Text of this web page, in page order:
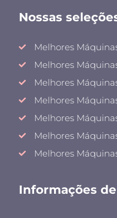
Nossas
Melhores
Melhores
Melhores
Melhores
Melhores
Melhores
Melhores
Informações